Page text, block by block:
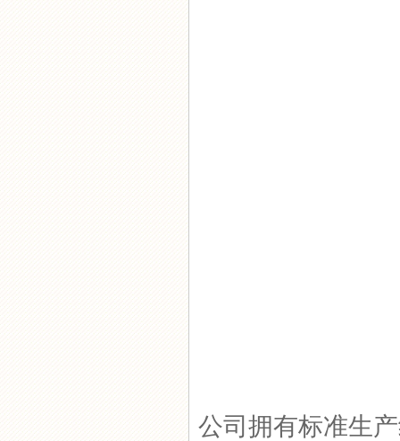
公司拥有标准生